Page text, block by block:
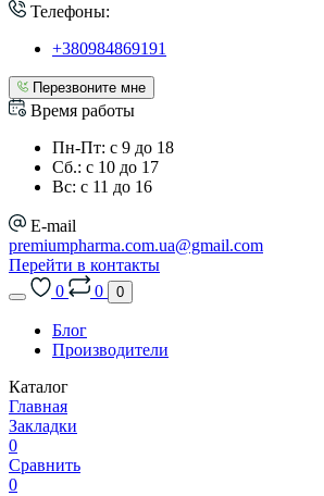
Телефоны:
+380984869191
Перезвоните мне
Время работы
Пн-Пт: с 9 до 18
Сб.: с 10 до 17
Вс: с 11 до 16
E-mail
premiumpharma.com.ua@gmail.com
Перейти в контакты
0
0 0
Блог
Производители
Каталог
Главная
Закладки
0
Сравнить
0